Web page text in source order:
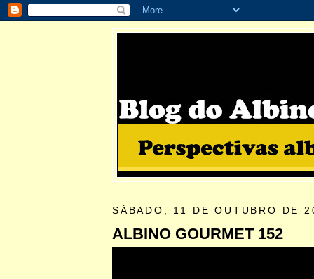
SÁBADO, 11 DE OUTUBRO DE
ALBINO GOURMET 152